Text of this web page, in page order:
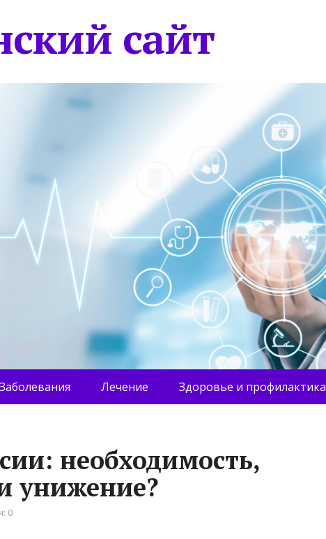
сайт
Заболевания Лечение Здоровье и профилактика
необходимость,
унижение?
0